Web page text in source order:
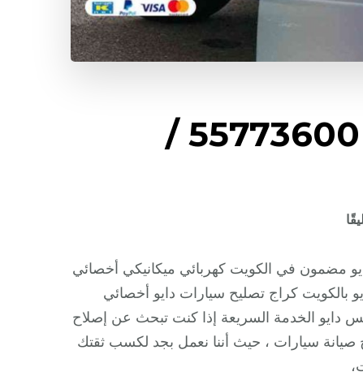
كراج تصليح دايو الكويت / 55773600‬ /
تصليح
دايو
الكويت
/
مضمون في الكويت كهربائي ميكانيكي أخصائي
كراج تصليح سيارات دايو أخصائي
دايو الخدمة السريعة إذا كنت تبحث عن إصلاح
سيارات ، حيث أننا نعمل بجد لكسب ثقتك